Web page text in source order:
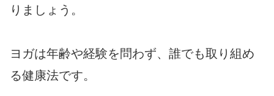
りましょう。
ヨガは年齢や経験を問わず、誰でも取り組め
る健康法です。